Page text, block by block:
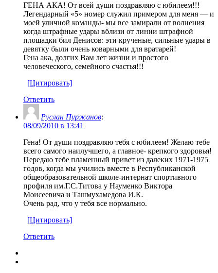
ГЕНА АКА! От всей души поздравляю с юбилеем!!!
Легендарный «5» номер служил примером для меня — и
моей уличной команды- мы все замирали от волнения
когда штрафные удары вблизи от линии штрафной
площадки бил Денисов: эти крученые, сильные удары в
девятку были очень коварными для вратарей!
Гена ака, долгих Вам лет жизни и простого
человеческого, семейного счастья!!!
[Цитировать]
Ответить
Руслан Пуржанов:
08/09/2010 в 13:41
Гена! От души поздравляю тебя с юбилеем! Желаю тебе
всего самого наилучшего, а главное- крепкого здоровья!
Передаю тебе пламенный привет из далеких 1971-1975
годов, когда мы учились вместе в Республиканской
общеобразовательной школе-интернат спортивного
профиля им.Г.С.Титова у Науменко Виктора
Моисеевича и Ташмухамедова И.К.
Очень рад, что у тебя все нормально.
[Цитировать]
Ответить